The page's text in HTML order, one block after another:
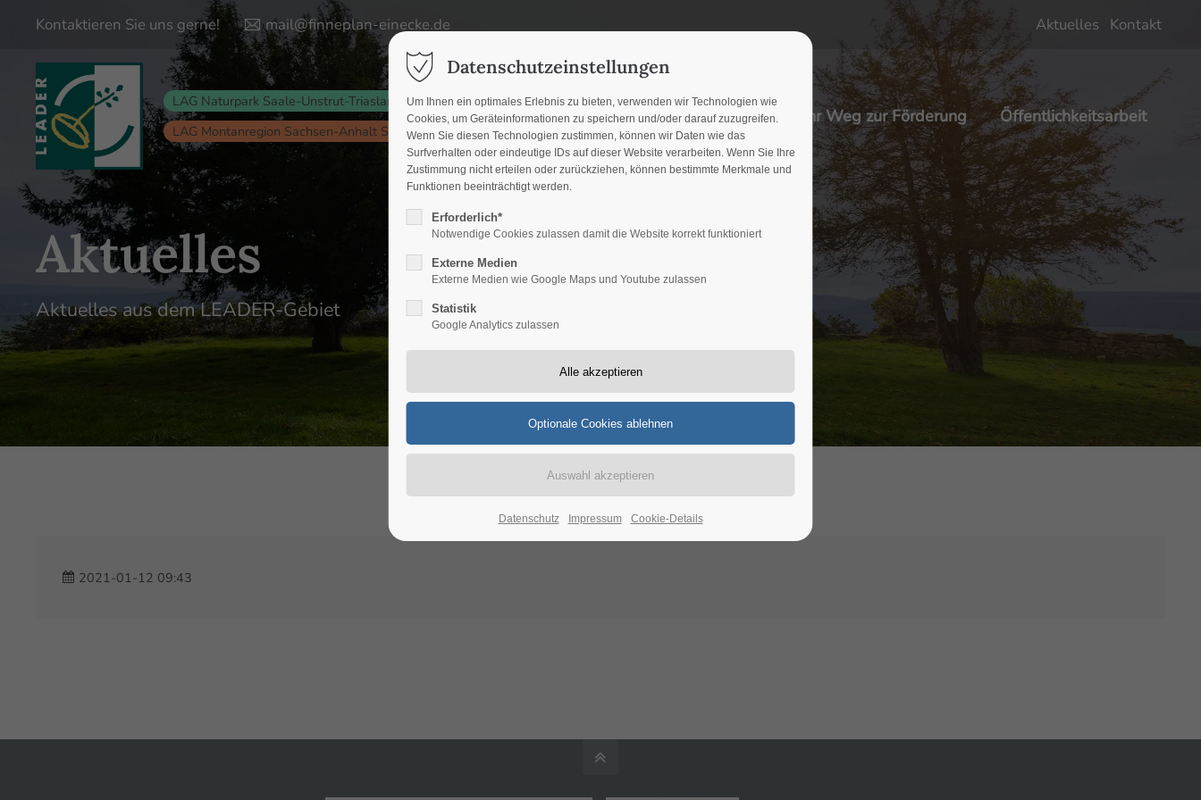
Benutzername
Passwort
Register | Lost your password?
Support
Lorem ipsum dolor sit amet:
24h/ 365days
We offer support for our customers
Mon - Fri 8:00am - 5:00pm
Cybersteel Inc.
376-293 City Road, Suite 600
San Francisco, CA 94102
+44 1234 567 890
Drop us a line
About us
Lorem ipsum dolor sit amet,
consectetuer adipiscing elit.
Aenean commodo ligula eget dolor.
Aenean massa. Cum sociis natoque
penatibus et magnis dis parturient
montes, nascetur ridiculus mus.
Donec quam felis, ultricies nec.
Kontaktieren Sie uns gerne! mail@finneplan-einecke.de Aktuelles Kontakt
LAG Naturpark Saale-Unstrut-Triasland
LAG Montanregion Sachsen-Anhalt Süd
Ihr Weg zur Förderung Öffentlichkeitsarbeit
Aktuelles
Aktuelles aus dem LEADER-Gebiet
2021-01-12 09:43
Datenschutzeinstellungen
Um Ihnen ein optimales Erlebnis zu bieten, verwenden wir Technologien wie
Cookies, um Geräteinformationen zu speichern und/oder darauf zuzugreifen.
Wenn Sie diesen Technologien zustimmen, können wir Daten wie das
Surfverhalten oder eindeutige IDs auf dieser Website verarbeiten. Wenn Sie Ihre
Zustimmung nicht erteilen oder zurückziehen, können bestimmte Merkmale und
Funktionen beeinträchtigt werden.
Erforderlich*
Notwendige Cookies zulassen damit die Website korrekt funktioniert
Externe Medien
Externe Medien wie Google Maps und Youtube zulassen
Statistik
Google Analytics zulassen
Datenschutz Impressum Cookie-Details